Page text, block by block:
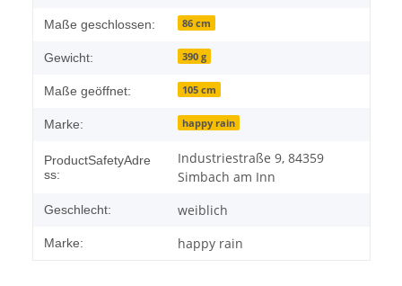
Maße geschlossen: 86 cm
Gewicht: 390 g
Maße geöffnet: 105 cm
Marke: happy rain
ProductSafetyAdre
ss:
Industriestraße 9, 84359
Simbach am Inn
Geschlecht: weiblich
Marke: happy rain